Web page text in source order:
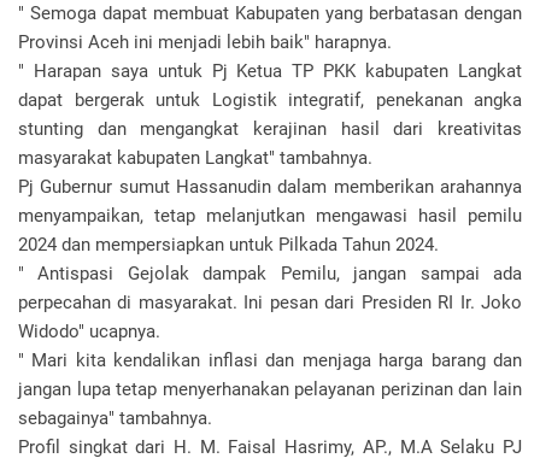
" Semoga dapat membuat Kabupaten yang berbatasan dengan
Provinsi Aceh ini menjadi lebih baik" harapnya.
" Harapan saya untuk Pj Ketua TP PKK kabupaten Langkat
dapat bergerak untuk Logistik integratif, penekanan angka
stunting dan mengangkat kerajinan hasil dari kreativitas
masyarakat kabupaten Langkat" tambahnya.
Pj Gubernur sumut Hassanudin dalam memberikan arahannya
menyampaikan, tetap melanjutkan mengawasi hasil pemilu
2024 dan mempersiapkan untuk Pilkada Tahun 2024.
" Antispasi Gejolak dampak Pemilu, jangan sampai ada
perpecahan di masyarakat. Ini pesan dari Presiden RI Ir. Joko
Widodo" ucapnya.
" Mari kita kendalikan inflasi dan menjaga harga barang dan
jangan lupa tetap menyerhanakan pelayanan perizinan dan lain
sebagainya" tambahnya.
Profil singkat dari H. M. Faisal Hasrimy, AP., M.A Selaku PJ